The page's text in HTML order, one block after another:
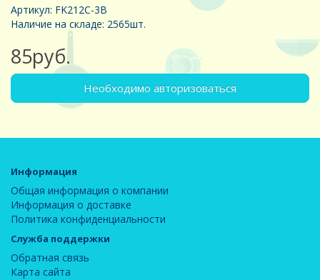
Артикул: FK212C-3B
Наличие на складе: 2565шт.
85руб.
Необходимо авторизоваться
Информация
Общая информация о компании
Информация о доставке
Политика конфиденциальности
Служба поддержки
Обратная связь
Карта сайта